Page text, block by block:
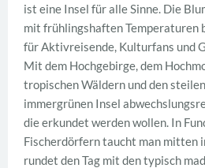
ist eine Insel für alle Sinne. Die
mit frühlingshaften Temperaturen
für Aktivreisende, Kulturfans und
Mit dem Hochgebirge, dem
tropischen Wäldern und den
immergrünen Insel
die erkundet werden wollen. In
Fischerdörfern taucht man mitten
rundet den Tag mit den typisch